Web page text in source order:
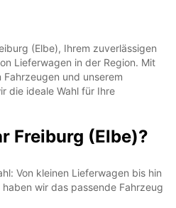
(Elbe), Ihrem zuverlässigen
Lieferwagen in der Region. Mit
und unserem
die ideale Wahl für Ihre
Freiburg (Elbe)?
Von kleinen Lieferwagen bis hin
wir das passende Fahrzeug